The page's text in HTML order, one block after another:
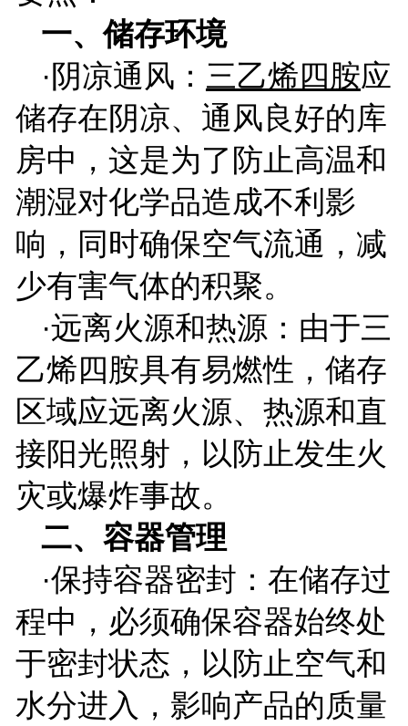
一、储存环境
·阴凉通风： 三乙烯四胺应
储存在阴凉、通风良好的库
房中，这是为了防止高温和
潮湿对化学品造成不利影
响，同时确保空气流通，减
少有害气体的积聚。
·远离火源和热源：由于三
乙烯四胺具有易燃性，储存
区域应远离火源、热源和直
接阳光照射，以防止发生火
灾或爆炸事故。
二、容器管理
·保持容器密封：在储存过
程中，必须确保容器始终处
于密封状态，以防止空气和
水分进入，影响产品的质量